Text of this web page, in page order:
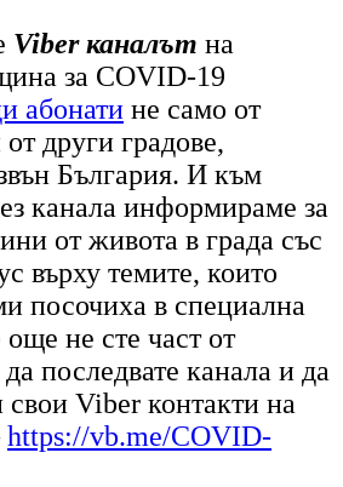
Viber каналът на
за COVID-19
абонати не само от
други градове,
България. И към
канала информираме за
от живота в града със
върху темите, които
посочиха в специална
не сте част от
последвате канала и да
свои Viber контакти на
https://vb.me/COVID-